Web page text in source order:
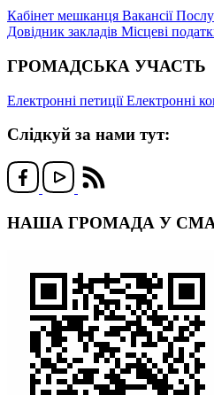
Кабінет мешканця Вакансії
Довідник закладів Місцеві
ГРОМАДСЬКА УЧАСТЬ
Електронні петиціїЕлектронні
Слідкуй за нами тут:
НАША ГРОМАДА У